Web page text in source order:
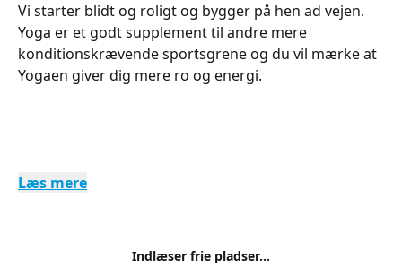
Vi starter blidt og roligt og bygger på hen ad vejen.
Yoga er et godt supplement til andre mere
konditionskrævende sportsgrene og du vil mærke at
Yogaen giver dig mere ro og energi.
Læs mere
Indlæser frie pladser...